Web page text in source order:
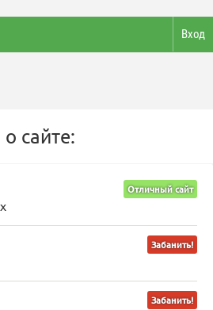
Вход
сайте:
Отличный сайт
Забанить!
Забанить!